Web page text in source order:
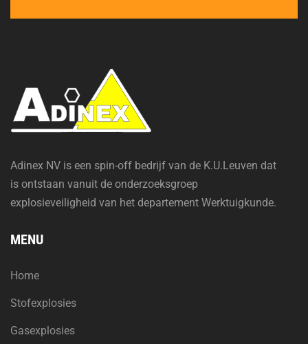
Adinex NV is een spin-off bedrijf van de K.U.Leuven dat
is ontstaan vanuit de onderzoeksgroep
explosieveiligheid van het departement Werktuigkunde.
MENU
Home
Stofexplosies
Gasexplosies